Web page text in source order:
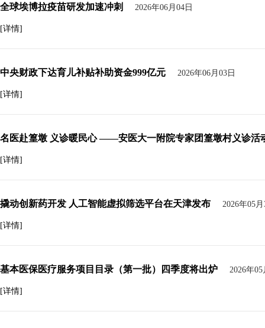
全球埃博拉疫苗研发加速冲刺 2026年06月04日
[详情]
中央财政下达育儿补贴补助资金999亿元 2026年06月03日
[详情]
名医赴篁墩 义诊暖民心 ——安医大一附院专家团篁墩村义诊活
[详情]
撬动创新药开发 人工智能虚拟筛选平台在天津发布 2026年05
[详情]
基本医保医疗服务项目目录（第一批）四季度将出炉 2026年
[详情]